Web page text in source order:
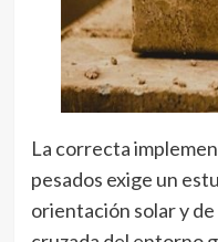
La correcta
pesados exige un
orientación solar y